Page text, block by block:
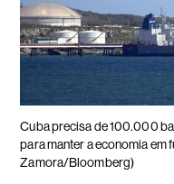
Cuba precisa de 100.000
para manter a economia em
Zamora/Bloomberg)